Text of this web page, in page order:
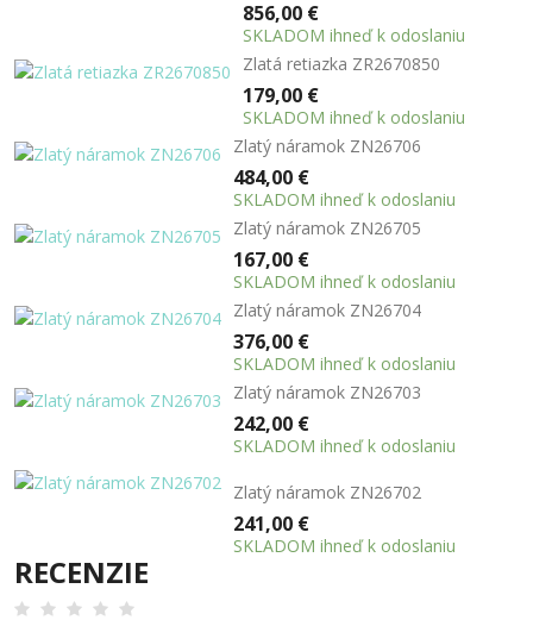
856,00 €
SKLADOM ihneď k odoslaniu
Zlatá retiazka ZR2670850
179,00 €
SKLADOM ihneď k odoslaniu
Zlatý náramok ZN26706
484,00 €
SKLADOM ihneď k odoslaniu
Zlatý náramok ZN26705
167,00 €
SKLADOM ihneď k odoslaniu
Zlatý náramok ZN26704
376,00 €
SKLADOM ihneď k odoslaniu
Zlatý náramok ZN26703
242,00 €
SKLADOM ihneď k odoslaniu
Zlatý náramok ZN26702
241,00 €
SKLADOM ihneď k odoslaniu
RECENZIE